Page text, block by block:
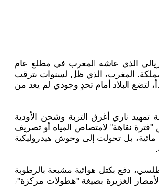
الذي عاشه المغرب في مطلع عام
المغرب، الذي ظل لسنوات يترقب
البلاد أمام تحدٍ وجودي لم يعد من
تمهيد ناري أغرق التربة وشحن الأودية
"فترة نقاهة" لامتصاص المياه أو تصريف
بل تحولت إلى وحوش هيدروليكية
دفع بكتل هوائية مشبعة بالرطوبة
الغزيرة بصيغة "هطولات مركزة"،